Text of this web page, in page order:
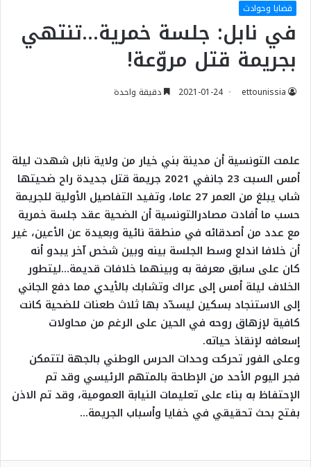
قضايا وحوادث
في نابل: جلسة خمرية…تنتهي
بجريمة قتل مروّعة!
ettounissia
2021-01-24 دقيقة واحدة
علمت التونسية أن مدينة بني خيار من ولاية نابل شهدت ليلة
أمس السبت 23 جانفي 2021 جريمة قتل جديدة راح ضحيتها
شاب يبلغ من العمر 27 عاما، وتفيد التفاصيل الأولية للجريمة
حسب ما أفادت مصادرالتونسية أن الضحية عقد جلسة خمرية
مع عدد من أصدقائه في منطقة نائية وبعيدة عن الأعين، غير
أن خلافا اندلع وسط الجلسة بينه وبين شخص آخر يبدو أنه
كان على سابق معرفة به وبينهما خلافات قديمة…ليتطور
الخلاف ليلة أمس إلى عراك وتشابك بالأيدي مما دفع الجاني
إلى الاستنجاد بسكين ليسدّد بها ثلاث طعنات للضحية كانت
كافية لإزهاق روحه في الحين على الرغم من محاولات
إسعافه لإنقاذ حياته.
وعلى الفور تحركت وحدات الحرس الوطني بالجهة لتتمكن
فجر اليوم الأحد من الإطاحة بالمتهم الرئيسي وقد تم
الإحتفاظ به بناء على تعليمات النيابة العمومية، وقد تم الاذن
بفتح بحث تحقيقي في خفايا وأسباب الجريمة…